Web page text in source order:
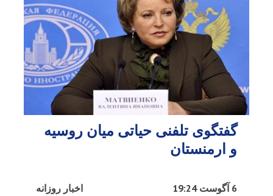
گفتگوی تلفنی حیاتی میان روسیه
و ارمنستان
اخبار روزانه 6 آگوست 19:24